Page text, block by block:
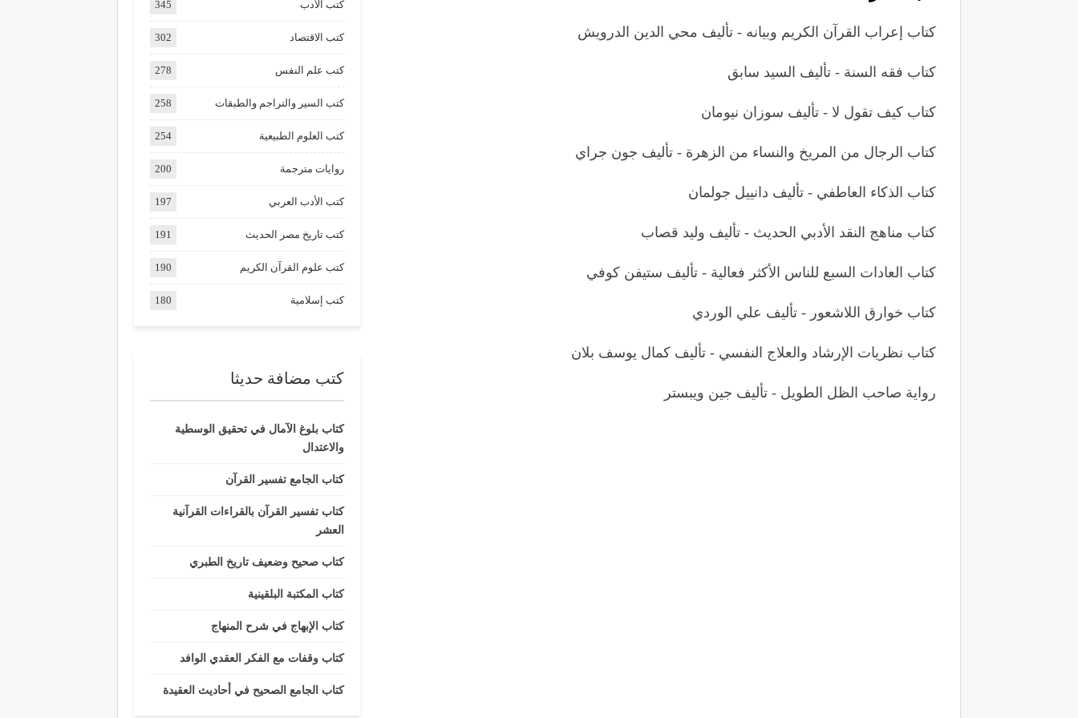
كتاب إعراب القرآن الكريم وبيانه - تأليف محي الدين الدرويش
كتاب فقه السنة - تأليف السيد سابق
كتاب كيف تقول لا - تأليف سوزان نيومان
كتاب الرجال من المريخ والنساء من الزهرة - تأليف جون جراي
كتاب الذكاء العاطفي - تأليف دانييل جولمان
كتاب مناهج النقد الأدبي الحديث - تأليف وليد قصاب
كتاب العادات السبع للناس الأكثر فعالية - تأليف ستيفن كوفي
كتاب خوارق اللاشعور - تأليف علي الوردي
كتاب نظريات الإرشاد والعلاج النفسي - تأليف كمال يوسف بلان
رواية صاحب الظل الطويل - تأليف جين ويبستر
كتب الأدب 345
كتب الاقتصاد 302
كتب علم النفس 278
كتب السير والتراجم والطبقات 258
كتب العلوم الطبيعية 254
روايات مترجمة 200
كتب الأدب العربي 197
كتب تاريخ مصر الحديث 191
كتب علوم القرآن الكريم 190
كتب إسلامية 180
كتب مضافة حديثا
كتاب بلوغ الآمال في تحقيق الوسطية
والاعتدال
كتاب الجامع تفسير القرآن
كتاب تفسير القرآن بالقراءات القرآنية
العشر
كتاب صحيح وضعيف تاريخ الطبري
كتاب المكتبة البلقينية
كتاب الإبهاج في شرح المنهاج
كتاب وقفات مع الفكر العقدي الوافد
كتاب الجامع الصحيح في أحاديث العقيدة